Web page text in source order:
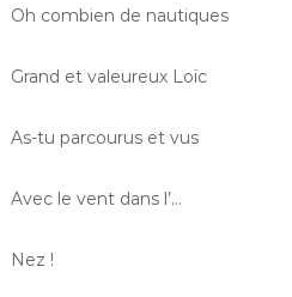
Oh combien de nautiques
Grand et valeureux Loïc
As-tu parcourus et vus
Avec le vent dans l’…
Nez !